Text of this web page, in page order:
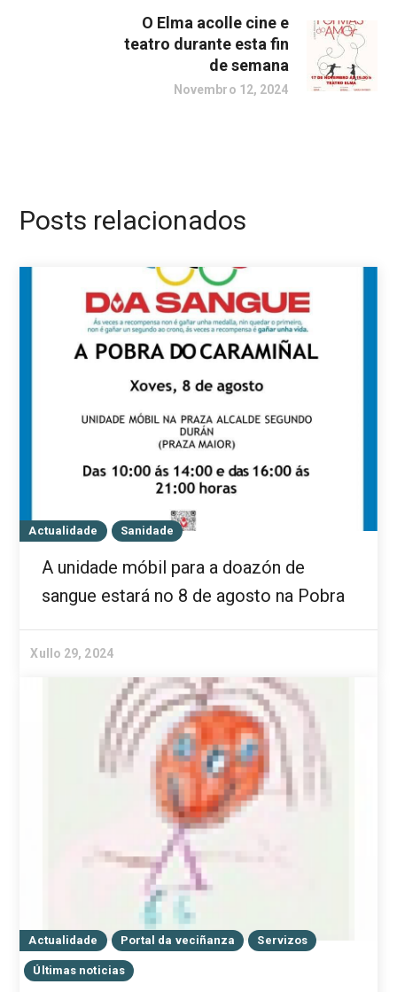
O Elma acolle cine e
teatro durante esta fin
de semana
Novembro 12, 2024
Posts relacionados
Actualidade Sanidade
A unidade móbil para a doazón de
sangue estará no 8 de agosto na Pobra
Xullo 29, 2024
Actualidade Portal da veciñanza Servizos
Últimas noticias